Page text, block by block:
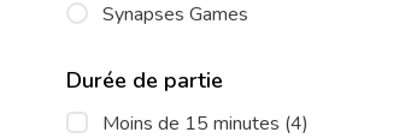
Synapses Games
Durée de partie
Moins de 15 minutes (4)